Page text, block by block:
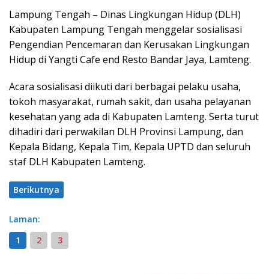
Lampung Tengah – Dinas Lingkungan Hidup (DLH)
Kabupaten Lampung Tengah menggelar sosialisasi
Pengendian Pencemaran dan Kerusakan Lingkungan
Hidup di Yangti Cafe end Resto Bandar Jaya, Lamteng.
Acara sosialisasi diikuti dari berbagai pelaku usaha,
tokoh masyarakat, rumah sakit, dan usaha pelayanan
kesehatan yang ada di Kabupaten Lamteng. Serta turut
dihadiri dari perwakilan DLH Provinsi Lampung, dan
Kepala Bidang, Kepala Tim, Kepala UPTD dan seluruh
staf DLH Kabupaten Lamteng.
Berikutnya
Laman:
1
2 3